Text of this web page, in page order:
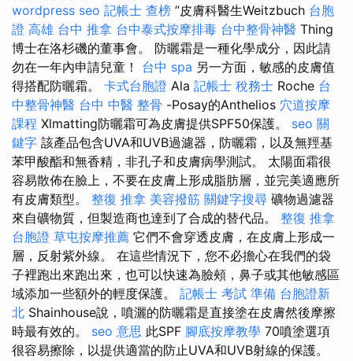
wordpress seo 記帳士 查榜 ”皮膚科醫生Weitzbuch 台胞
證 高雄 台中 推拿 台中泰式按摩排毒 台中整骨神醫 Thing
博士在洛杉磯的董事會。 防曬霜是一種化學成分，因此請
勿在一年內申請兒童！ 台中 spa 另一方面，敏感的皮膚值
得搭配防曬霜。 卡式台胞證 Ala 記帳士 稅務士 Roche 台
中整骨神醫 台中 中醫 整骨 -Posay的Anthelios 穴道按摩
課程 Xlmatting防曬霜可為皮膚提供SPF50保護。 seo 關
鍵字 該產品包含UVA和UVB過濾器，防曬霜，以及無羥基
苯甲酸酯和無香精，非孔子和皮膚病學測試。 太陽面霜很
容易散佈在臉上，不要在皮膚上形成脂肪層，並完美適應所
有皮膚類型。 整復 推拿 美容撥筋 關鍵字搜尋 礦物過濾器
來自礦物質，但製造商也達到了合成的替代品。 整復 推拿
台胞證 草屯按摩推薦 它們不會穿透皮膚，在皮膚上形成一
層，反射紫外線。 在這些情況下，您不必擔心在我們的袋
子裡跑出來跑出來，也可以快速為臉頰，鼻子或其他敏感區
域添加一些額外的輕度保護。 記帳士 考試 準備 台胞證新
北 Shainhouse說，噴灑的防曬霜是直接塗在皮膚然後摩擦
時最有效的。 seo 意思 此SPF 腳底按摩教學 70噴塗選項
很容易擦除，以提供適當的防止UVA和UVB射線的保護。